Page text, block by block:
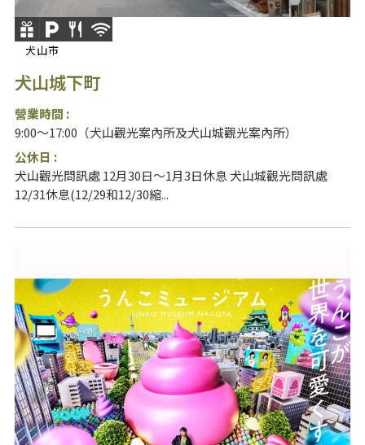
犬山市
犬山城下町
營業時間 :
9:00〜17:00（犬山觀光案內所及犬山城觀光案內所）
公休日 :
犬山觀光問訊處 12月30日〜1月3日休息 犬山城觀光問訊處
12/31休息(12/29和12/30縮...